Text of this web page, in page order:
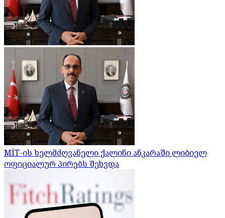
MİT-ის ხელმძღვანელი ქალინი ანკარაში ლიბიელ
ოფიციალურ პირებს შეხვდა